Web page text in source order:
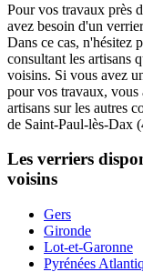
Pour vos travaux près
avez besoin d'un
Dans ce cas, n'hésitez
consultant les artisans
voisins. Si vous avez
pour vos travaux, vous
artisans sur les autres
de Saint-Paul-lès-Dax
Les verriers
voisins
Gers
Gironde
Lot-et-Garonne
Pyrénées